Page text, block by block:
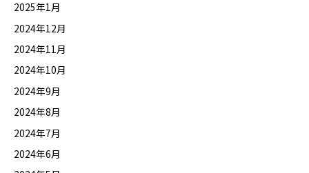
2025年1月
2024年12月
2024年11月
2024年10月
2024年9月
2024年8月
2024年7月
2024年6月